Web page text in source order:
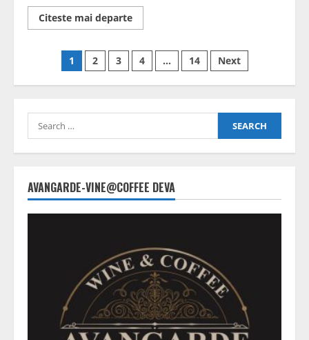
Citeste mai departeRead
more
Drăgoi
şi-
a
depus
pensionare
Posts
navigation
1 2 3 4 … 14 Next
Search
for:
AVANGARDE-VINE@COFFEE DEVA